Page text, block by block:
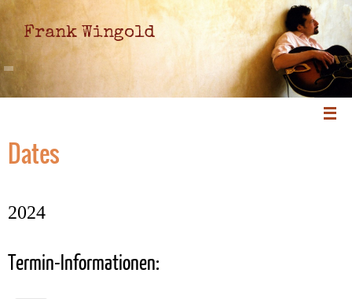
Frank Wingold
Dates
2024
Termin-Informationen: